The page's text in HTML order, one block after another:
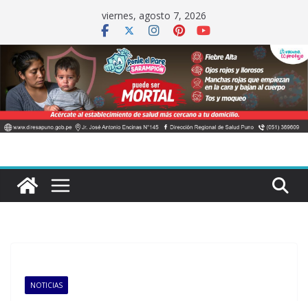
contenido
viernes, agosto 7, 2026
NOTICIAS